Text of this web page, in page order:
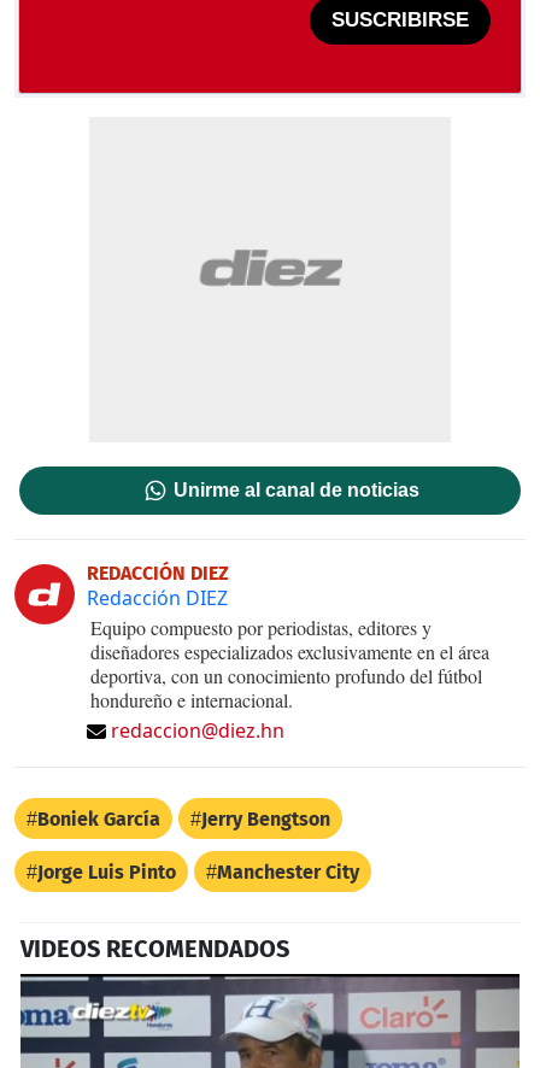
SUSCRIBIRSE
Unirme al canal de noticias
REDACCIÓN DIEZ
Redacción DIEZ
Equipo compuesto por periodistas, editores y
diseñadores especializados exclusivamente en el área
deportiva, con un conocimiento profundo del fútbol
hondureño e internacional.
redaccion@diez.hn
Boniek García Jerry Bengtson
Jorge Luis Pinto Manchester City
VIDEOS RECOMENDADOS